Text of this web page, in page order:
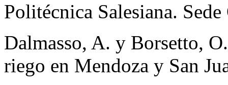
Politécnica Salesiana.
Dalmasso, A. y Borsetto,
riego en Mendoza y San